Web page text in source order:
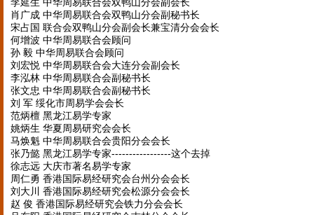
李延生 中华周易联合会双鸭山分会副会长
肖广成 中华周易联合会双鸭山分会副秘书长
宋占国 联合会双鸭山分会副会长兼宝清分会会长
何增波 中华周易联合会顾问
孙 毅 中华周易联合会顾问
刘宏悦 中华周易联合会大连分会副会长
李泓林 中华周易联合会副秘书长
张文忠 中华周易联合会副秘书长
刘 军 绥化市周易学会会长
范炳檀 黑龙江易学专家
姚炳生 华夏周易研究会会长
马焕魁 中华周易联合会贵阳分会会长
张乃懿 黑龙江易学专家-----------------这个去掉
徐志远 大庆市著名易学专家
周仁勇 香港国际易经研究会台州分会会长
刘大川 香港国际易经研究会松源分会会长
赵 俊 香港国际易经研究会铁力分会会长